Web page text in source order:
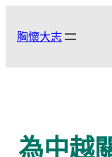
胸懷大志
為中越